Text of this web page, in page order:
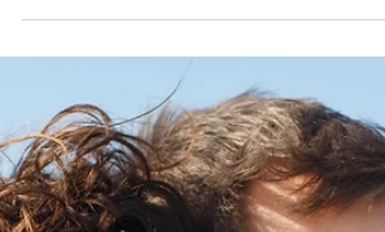
Neuroatypowość nie jest jedną diagnozą.
odczuwania emocji i funkcjonowania w
świecie różni się od tzw. normy
neurotypowej. Może obejmować m.in.:
spektrum autyzmu, ADHD, wysoką
wrażliwość sensoryczną, trudności w regulacji